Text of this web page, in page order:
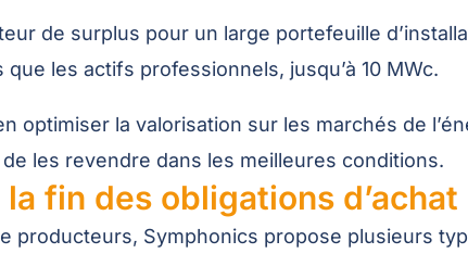
de surplus pour un large portefeuille
les actifs professionnels, jusqu’à 10 MWc.
optimiser la valorisation sur les marchés de
les revendre dans les meilleures conditions.
fin des obligations d’achat
producteurs, Symphonics propose plusieurs